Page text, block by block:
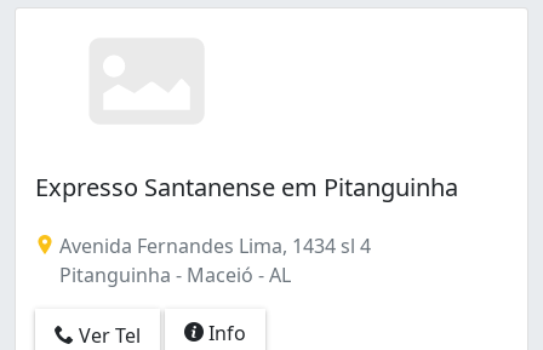
Expresso Santanense em Pitanguinha
Avenida Fernandes Lima, 1434 sl 4
Pitanguinha - Maceió - AL
Ver Tel Info